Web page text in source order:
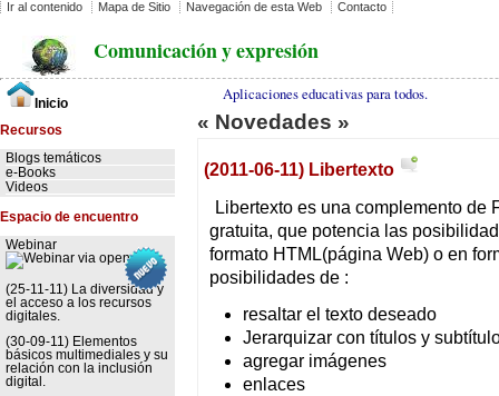
Ir al contenido Mapa de Sitio Navegación de esta Web Contacto
Comunicación y expresión
Aplicaciones educativas para todos.
Inicio
Recursos
Blogs temáticos
e-Books
Videos
Espacio de encuentro
Webinar
(25-11-11) La diversidad y
el acceso a los recursos
digitales.
(30-09-11) Elementos
básicos multimediales y su
relación con la inclusión
digital.
« Novedades »
(2011-06-11) Libertexto
Libertexto es una complemento de
gratuita, que potencia las
formato HTML(página Web) o en
posibilidades de :
resaltar el texto deseado
Jerarquizar con títulos y
agregar imágenes
enlaces